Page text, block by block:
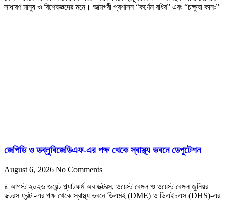
সাধারণ মানুষ ও বিশেষজ্ঞদের মনে। আত্মগর্বী প্রশাসন “কর্ণেন বধির” এবং “চক্ষুষা কানঃ”
জেপিডি ও ডব্লুবিজেডিএফ-এর পক্ষ থেকে স্বাস্থ্য ভবনে ডেপুটেশন
August 6, 2026 No Comments
৪ আগস্ট ২০২৬ জয়েন্ট প্ল্যাটফর্ম অব ডক্টরস, ওয়েস্ট বেঙ্গল ও ওয়েস্ট বেঙ্গল জুনিয়র
ডক্টরস ফ্রন্ট -এর পক্ষ থেকে স্বাস্থ্য ভবনে ডিএমই (DME) ও ডিএইচএস (DHS)-এর